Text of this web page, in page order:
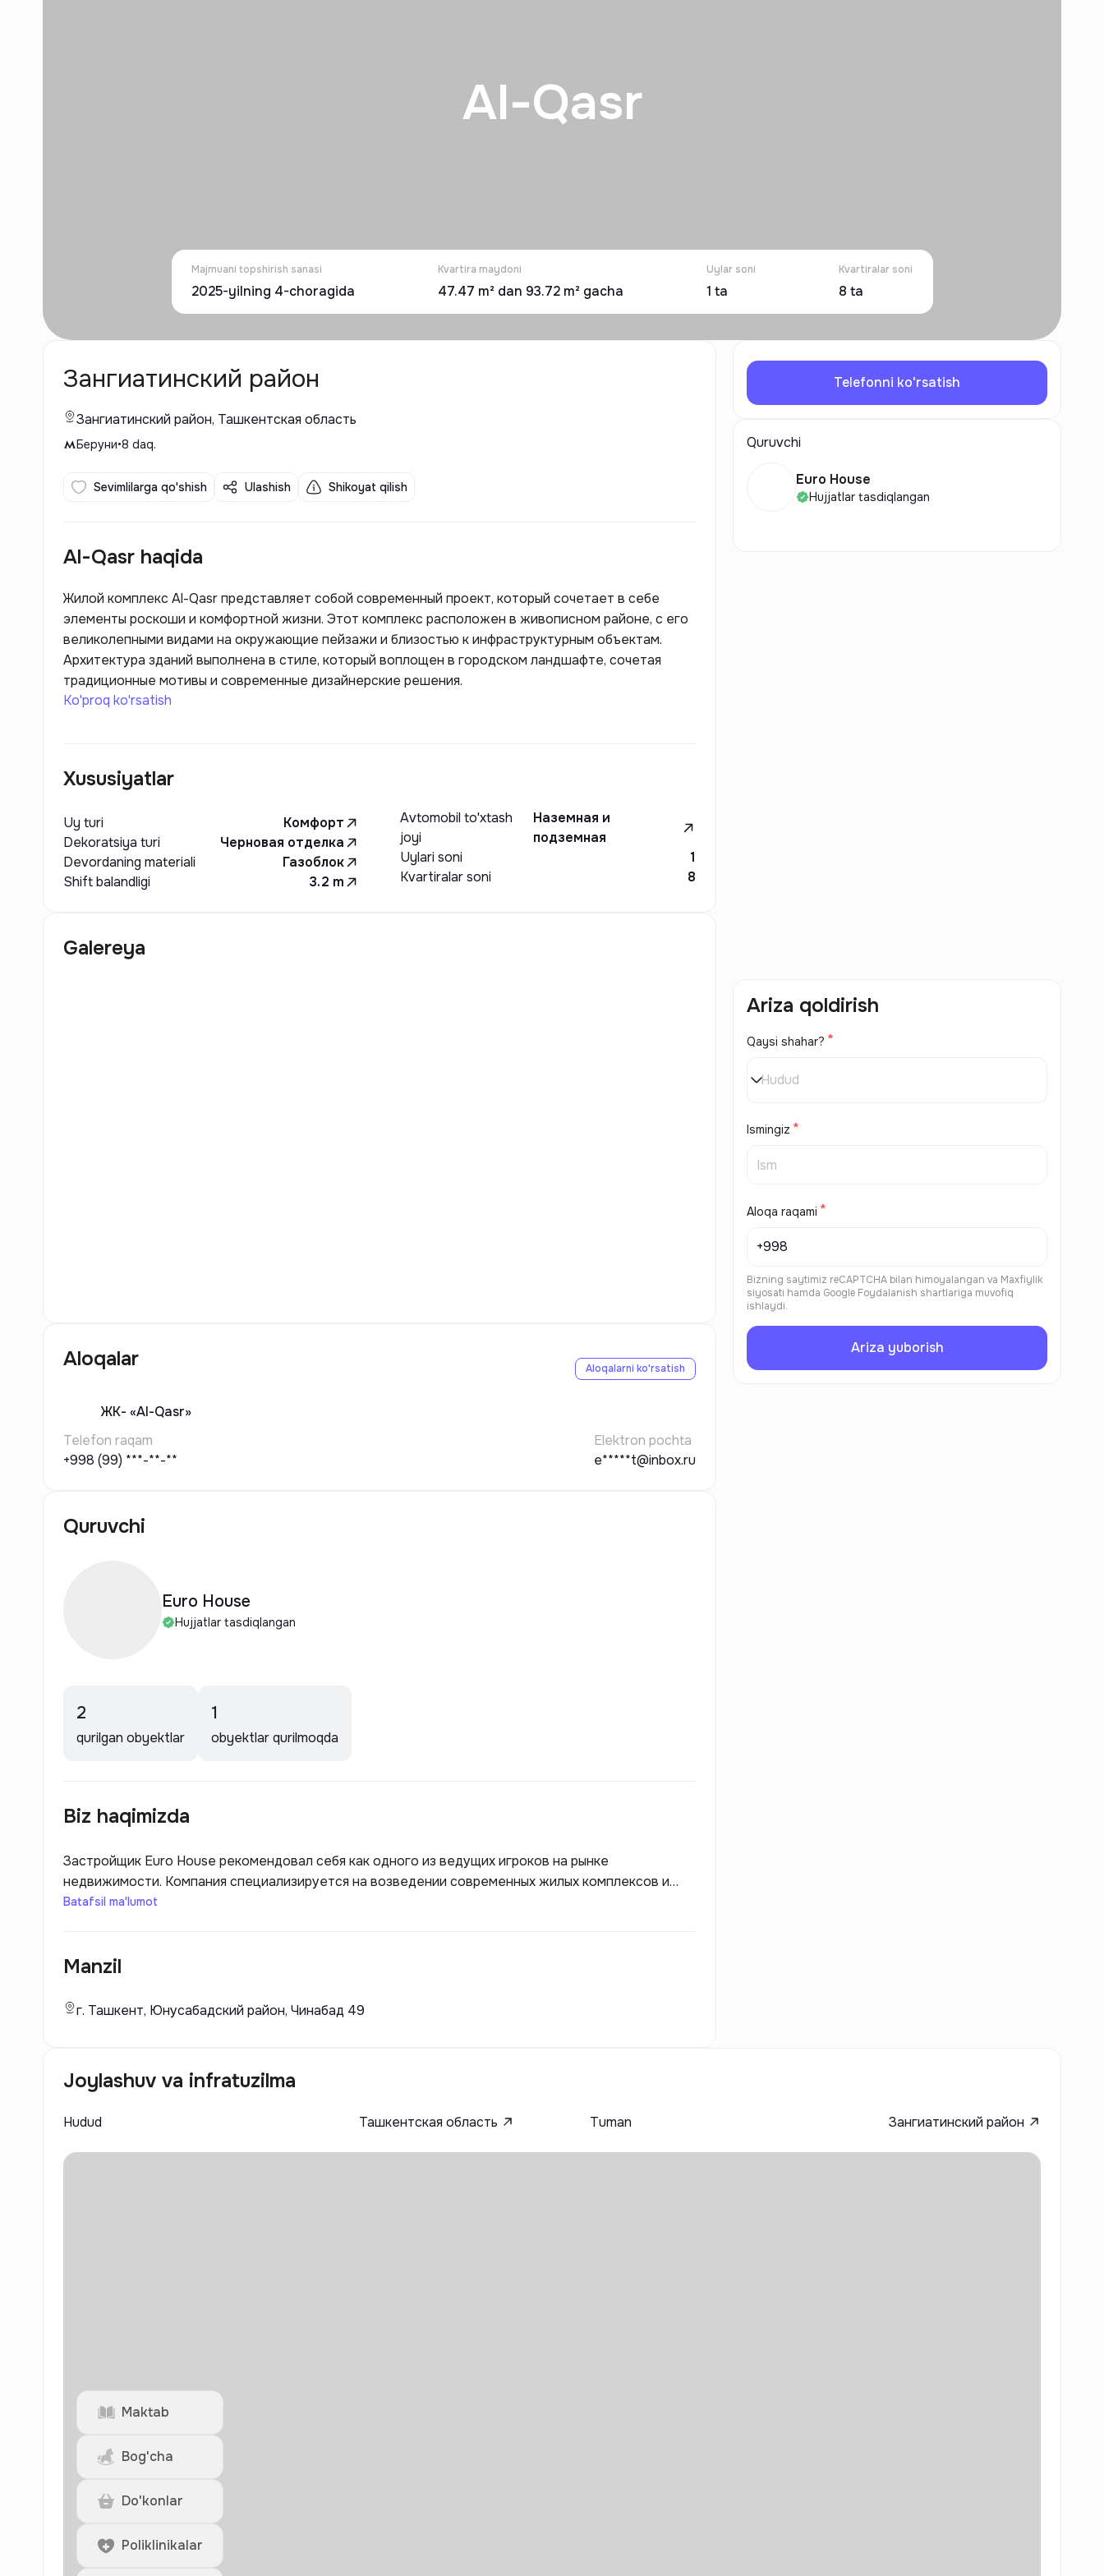
Al-Qasr
Majmuani topshirish sanasi
2025-yilning 4-choragida
Kvartira maydoni
47.47 m² dan 93.72 m² gacha
Uylar soni
1 ta
Kvartiralar soni
8 ta
Зангиатинский район
Зангиатинский район, Ташкентская область
Беруни•8 daq.
Sevimlilarga qo'shish Ulashish Shikoyat qilish
Al-Qasr haqida
Жилой комплекс Al-Qasr представляет собой современный проект, который сочетает в себе
элементы роскоши и комфортной жизни. Этот комплекс расположен в живописном районе, с его
великолепными видами на окружающие пейзажи и близостью к инфраструктурным объектам.
Архитектура зданий выполнена в стиле, который воплощен в городском ландшафте, сочетая
традиционные мотивы и современные дизайнерские решения.
Ko'proq ko'rsatish
Xususiyatlar
Uy turi
Комфорт
Dekoratsiya turi
Черновая отделка
Devordaning materiali
Газоблок
Shift balandligi
3.2 m
Avtomobil to'xtash
joyi
Наземная и
подземная
Uylari soni
1
Kvartiralar soni
8
Galereya
Aloqalar Aloqalarni ko'rsatish
ЖК- «Al-Qasr»
Telefon raqam
+998 (99) ***-**-**
Elektron pochta
e*****t@inbox.ru
Quruvchi
Euro House
Hujjatlar tasdiqlangan
2
qurilgan obyektlar
1
obyektlar qurilmoqda
Biz haqimizda
Застройщик Euro House рекомендовал себя как одного из ведущих игроков на рынке
недвижимости. Компания специализируется на возведении современных жилых комплексов и
коммерческих объектов, уделяя особое внимание качеству строительства и удовлетворению
жизни и работы.
Batafsil ma'lumot
Manzil
г. Ташкент, Юнусабадский район, Чинабад 49
Telefonni ko'rsatish
Quruvchi
Euro House
Hujjatlar tasdiqlangan
Ariza qoldirish
Qaysi shahar?
Hudud
Ismingiz
Aloqa raqami
Bizning saytimiz reCAPTCHA bilan himoyalangan va Maxfiylik
siyosati hamda Google Foydalanish shartlariga muvofiq
ishlaydi.
Ariza yuborish
Joylashuv va infratuzilma
Hudud Ташкентская область Tuman Зангиатинский район
Maktab
Bog'cha
Do'konlar
Poliklinikalar